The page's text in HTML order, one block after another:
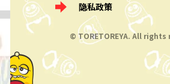
隐私政策
© TORETOREYA. All rights